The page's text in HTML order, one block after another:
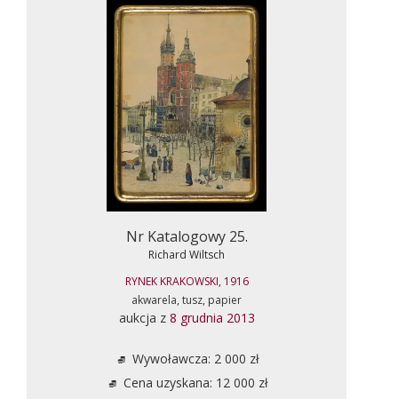
Nr Katalogowy 25.
Richard Wiltsch
RYNEK KRAKOWSKI, 1916
akwarela, tusz, papier
aukcja z 8 grudnia 2013
Wywoławcza: 2 000 zł
Cena uzyskana: 12 000 zł